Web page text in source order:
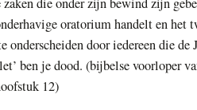
oratorium handelt en het
door iedereen die de
ben je dood. (bijbelse voorloper
12)